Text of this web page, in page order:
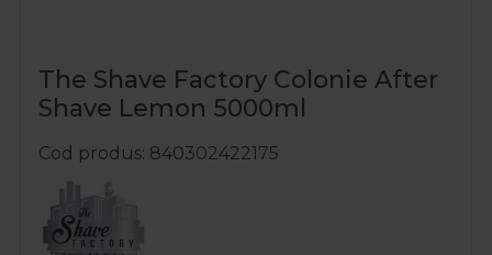
The Shave Factory Colonie After
Shave Lemon 5000ml
Cod produs 840302422175